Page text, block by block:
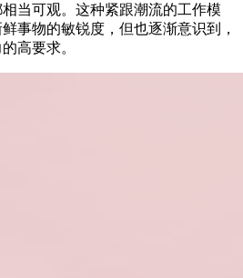
当可观。这种紧跟潮流的工作模
事物的敏锐度，但也逐渐意识到，
高要求。